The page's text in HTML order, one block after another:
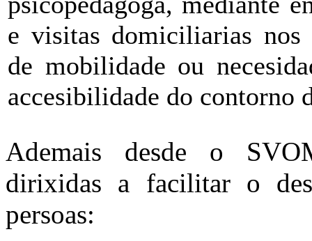
e visitas domiciliarias nos
de mobilidade ou
accesibilidade do contorno
Ademais desde o
dirixidas a facilitar o
persoas: